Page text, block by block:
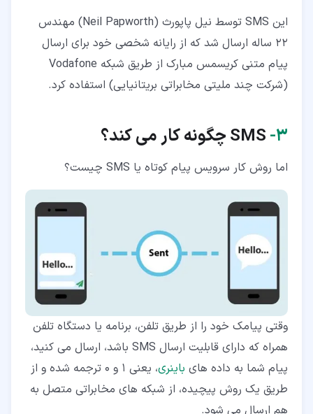
این SMS توسط نیل پاپورث (Neil Papworth) مهندس
22 ساله ارسال شد که از رایانه شخصی خود برای ارسال
پیام متنی کریسمس مبارک از طریق شبکه Vodafone
(شرکت چند ملیتی مخابراتی بریتانیایی) استفاده کرد.
۳‏- SMSچگونه کار می کند؟
اما روش کار سرویس پیام کوتاه یا SMS چیست؟
وقتی پیامک خود را از طریق تلفن، برنامه یا دستگاه تلفن
همراه که دارای قابلیت ارسال SMS باشد، ارسال می کنید،
پیام شما به داده های باینری
، یعنی 1 و 0 ترجمه شده و از
طریق یک روش پیچیده، از شبکه های مخابراتی متصل به
هم ارسال می شود.